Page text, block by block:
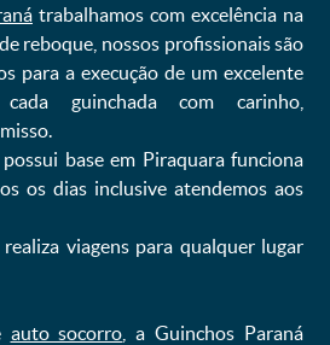
trabalhamos com excelência na
reboque, nossos profissionais são
para a execução de um excelente
guinchada com carinho,
possui base em Piraquara funciona
os dias inclusive atendemos aos
realiza viagens para qualquer lugar
auto socorro , a Guinchos Paraná